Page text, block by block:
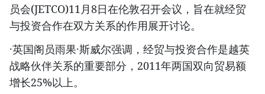
员会(JETCO)11月8日在伦敦召开会议，旨在就经贸
与投资合作在双方关系的作用展开讨论。
·英国阁员雨果·斯威尔强调，经贸与投资合作是越英
战略伙伴关系的重要部分，2011年两国双向贸易额
增长25%以上。